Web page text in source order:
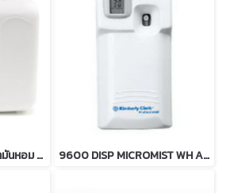
FJ-83 เครื่องกระจายน้ำมันหอม AROMA DIFFUSER 9600 DISP MICROMIST WH ABS 1PK 1x6